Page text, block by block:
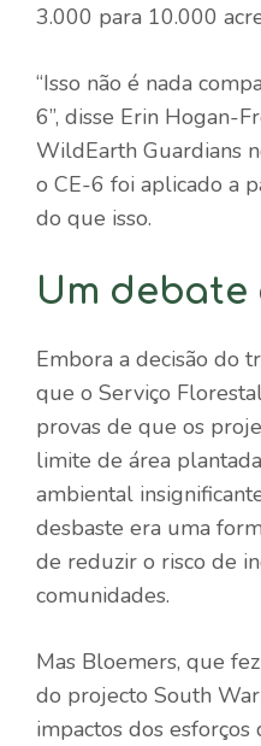
3.000 para 10.000
“Isso não é nada
6”, disse Erin Hogan-
WildEarth Guardians
o CE-6 foi aplicado a
do que isso.
Um
Embora a decisão do
que o Serviço
provas de que os
limite de área
ambiental
desbaste era uma
de reduzir o risco de
comunidades.
Mas Bloemers, que
do projecto South
impactos dos esforços